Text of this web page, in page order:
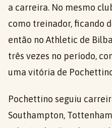
a carreira. No mesmo
como treinador, ficando
então no Athletic de
três vezes no período,
uma vitória de
Pochettino seguiu
Southampton,